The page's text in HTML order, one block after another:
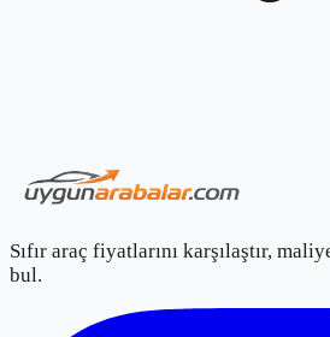
Sıfır araç fiyatlarını karşılaştır,
bul.